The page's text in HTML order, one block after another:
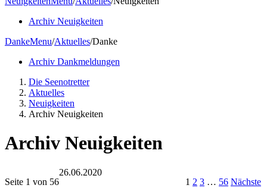
Archiv Neuigkeiten
DankeMenu/Aktuelles/Danke
Archiv Dankmeldungen
Die Seenotretter
Aktuelles
Neuigkeiten
Archiv Neuigkeiten
Archiv Neuigkeiten
Seite 1 von 56 1 2 3 … 56 Nächste
26.06.2020